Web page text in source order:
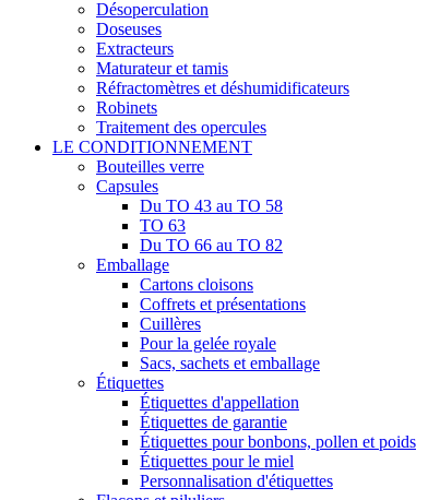
Désoperculation
Doseuses
Extracteurs
Maturateur et tamis
Réfractomètres et déshumidificateurs
Robinets
Traitement des opercules
LE CONDITIONNEMENT
Bouteilles verre
Capsules
Du TO 43 au TO 58
TO 63
Du TO 66 au TO 82
Emballage
Cartons cloisons
Coffrets et présentations
Cuillères
Pour la gelée royale
Sacs, sachets et emballage
Étiquettes
Étiquettes d'appellation
Étiquettes de garantie
Étiquettes pour bonbons, pollen et poids
Étiquettes pour le miel
Personnalisation d'étiquettes